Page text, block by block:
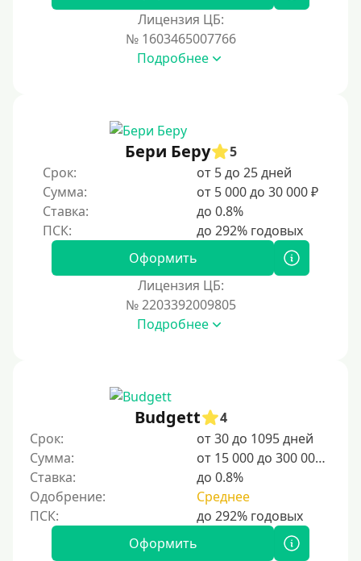
Лицензия ЦБ:
№ 1603465007766
Подробнее
Бери Беру
5
Срок:
от 5 до 25 дней
Сумма:
от 5 000 до 30 000 ₽
Ставка:
до 0.8%
Оформить
Лицензия ЦБ:
№ 2203392009805
Подробнее
Budgett
4
Срок:
от 30 до 1095 дней
Сумма:
от 15 000 до 300 000 ₽
Ставка:
до 0.8%
Одобрение:
Среднее
Оформить